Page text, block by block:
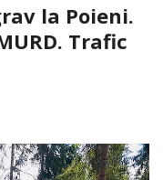
la Poieni.
Trafic